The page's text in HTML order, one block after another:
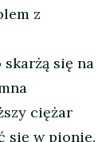
z
się na
ciężar
się w pionie.